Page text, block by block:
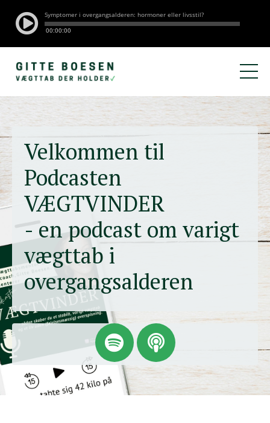
Velkommen til
Podcasten
VÆGTVINDER
- en podcast om varigt
vægttab i
overgangsalderen